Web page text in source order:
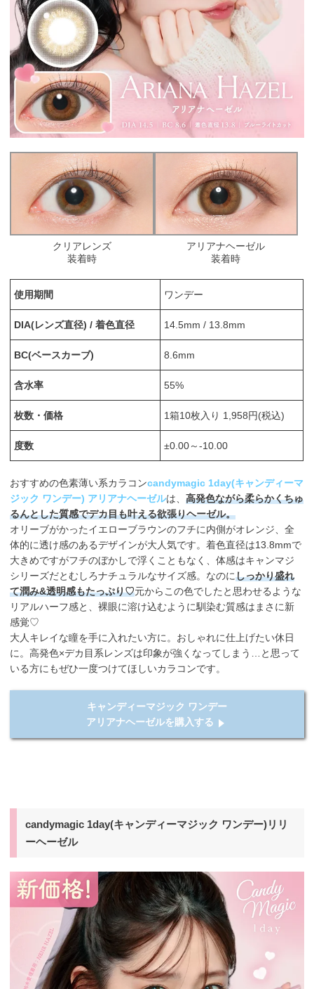
クリアレンズ
装着時
アリアナヘーゼル
装着時
使用期間 ワンデー
DIA(レンズ直径) / 着色直径 14.5mm / 13.8mm
BC(ベースカーブ) 8.6mm
含水率 55%
枚数・価格 1箱10枚入り 1,958円(税込)
度数 ±0.00～-10.00
おすすめの色素薄い系カラコンcandymagic 1day(キャンディーマ
ジック ワンデー) アリアナヘーゼルは、高発色ながら柔らかくちゅ
るんとした質感でデカ目も叶える欲張りヘーゼル。
オリーブがかったイエローブラウンのフチに内側がオレンジ、全
体的に透け感のあるデザインが大人気です。着色直径は13.8mmで
大きめですがフチのぼかしで浮くこともなく、体感はキャンマジ
シリーズだとむしろナチュラルなサイズ感。なのにしっかり盛れ
て潤み&透明感もたっぷり♡元からこの色でしたと思わせるような
リアルハーフ感と、裸眼に溶け込むように馴染む質感はまさに新
感覚♡
大人キレイな瞳を手に入れたい方に。おしゃれに仕上げたい休日
に。高発色×デカ目系レンズは印象が強くなってしまう…と思って
いる方にもぜひ一度つけてほしいカラコンです。
キャンディーマジック ワンデー
アリアナヘーゼルを購入する
candymagic 1day(キャンディーマジック ワンデー)リリ
ーヘーゼル